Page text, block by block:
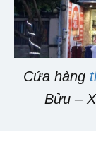
Cửa hàng
Bửu –